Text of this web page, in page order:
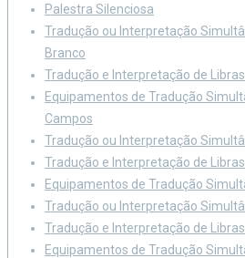
Palestra Silenciosa
Tradução ou Interpretação
Branco
Tradução e Interpretação de
Equipamentos de Tradução
Campos
Tradução ou Interpretação
Tradução e Interpretação de
Equipamentos de Tradução
Tradução ou Interpretação
Tradução e Interpretação de
Equipamentos de Tradução